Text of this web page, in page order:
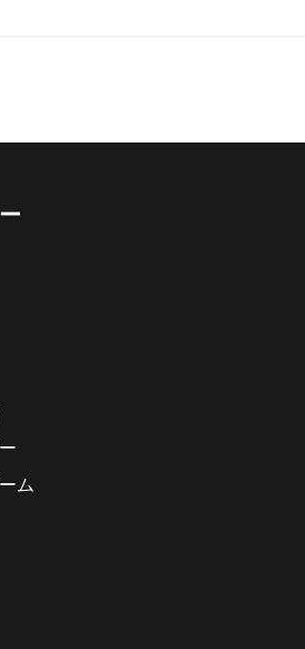
ム